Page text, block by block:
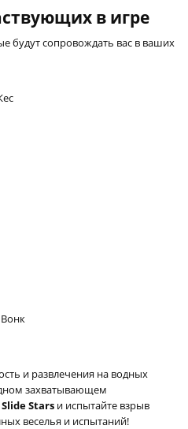
в игре
будут сопровождать вас в ваших
и развлечения на водных
захватывающем
Slide Stars и испытайте взрыв
веселья и испытаний!